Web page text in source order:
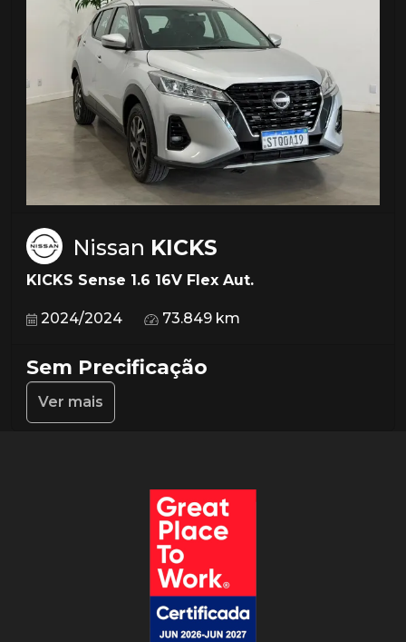
Nissan KICKS
KICKS Sense 1.6 16V Flex Aut.
2024/2024 73.849 km
Sem Precificação
Ver mais